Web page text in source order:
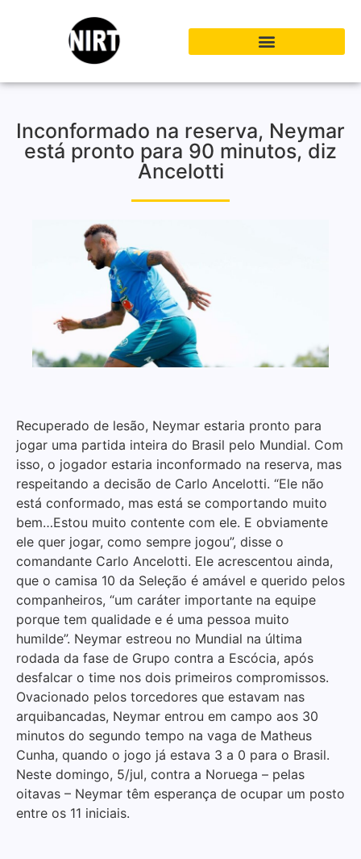
Inconformado na reserva, Neymar
está pronto para 90 minutos, diz
Ancelotti
Recuperado de lesão, Neymar estaria pronto para
jogar uma partida inteira do Brasil pelo Mundial. Com
isso, o jogador estaria inconformado na reserva, mas
respeitando a decisão de Carlo Ancelotti. “Ele não
está conformado, mas está se comportando muito
bem…Estou muito contente com ele. E obviamente
ele quer jogar, como sempre jogou”, disse o
comandante Carlo Ancelotti. Ele acrescentou ainda,
que o camisa 10 da Seleção é amável e querido pelos
companheiros, “um caráter importante na equipe
porque tem qualidade e é uma pessoa muito
humilde”. Neymar estreou no Mundial na última
rodada da fase de Grupo contra a Escócia, após
desfalcar o time nos dois primeiros compromissos.
Ovacionado pelos torcedores que estavam nas
arquibancadas, Neymar entrou em campo aos 30
minutos do segundo tempo na vaga de Matheus
Cunha, quando o jogo já estava 3 a 0 para o Brasil.
Neste domingo, 5/jul, contra a Noruega – pelas
oitavas – Neymar têm esperança de ocupar um posto
entre os 11 iniciais.